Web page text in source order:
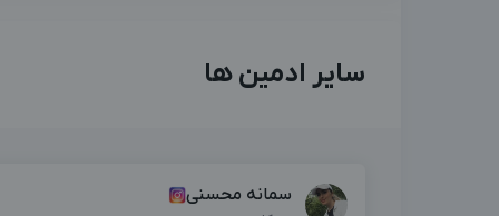
سایر ادمین ها
سمانه محسنی